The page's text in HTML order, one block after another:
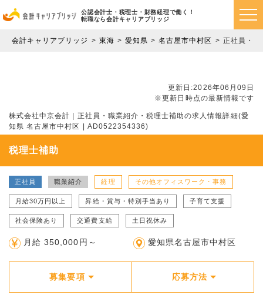
公認会計士・税理士・財務経理で働く！
転職なら会計キャリアブリッジ
会計キャリアブリッジ 東海 愛知県 名古屋市中村区 正社員・
更新日:2026年06月09日
※更新日時点の最新情報です
株式会社中京会計 | 正社員・職業紹介・税理士補助の求人情報詳細(愛
知県 名古屋市中村区 | AD0522354336)
税理士補助
正社員 職業紹介 経理 その他オフィスワーク・事務
月給30万円以上 昇給・賞与・特別手当あり 子育て支援
社会保険あり 交通費支給 土日祝休み
月給 350,000円～ 愛知県名古屋市中村区
募集要項 応募方法